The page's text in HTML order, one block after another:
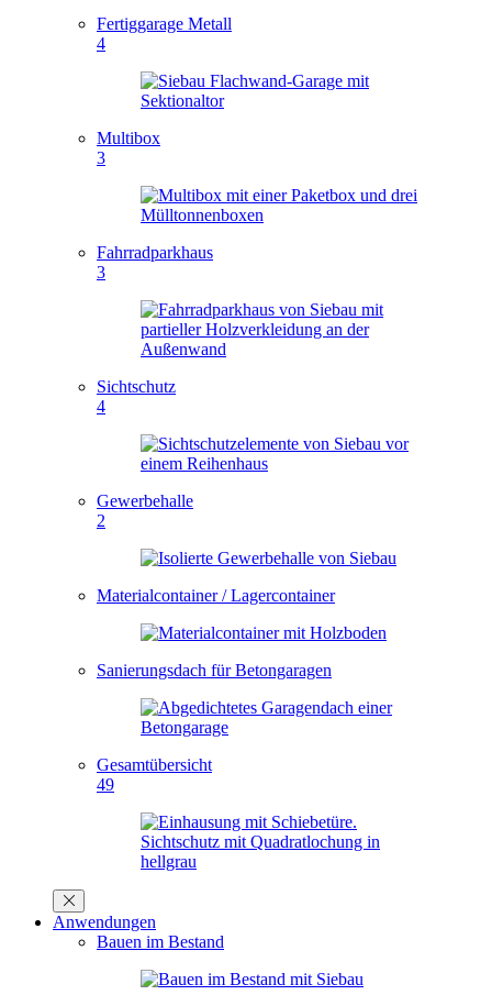
Fertiggarage Metall
4
Multibox
3
Fahrradparkhaus
3
Sichtschutz
4
Gewerbehalle
2
Materialcontainer / Lagercontainer
Sanierungsdach für Betongaragen
Gesamtübersicht
49
Anwendungen
Bauen im Bestand